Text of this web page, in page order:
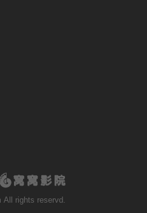
All rights reservd.